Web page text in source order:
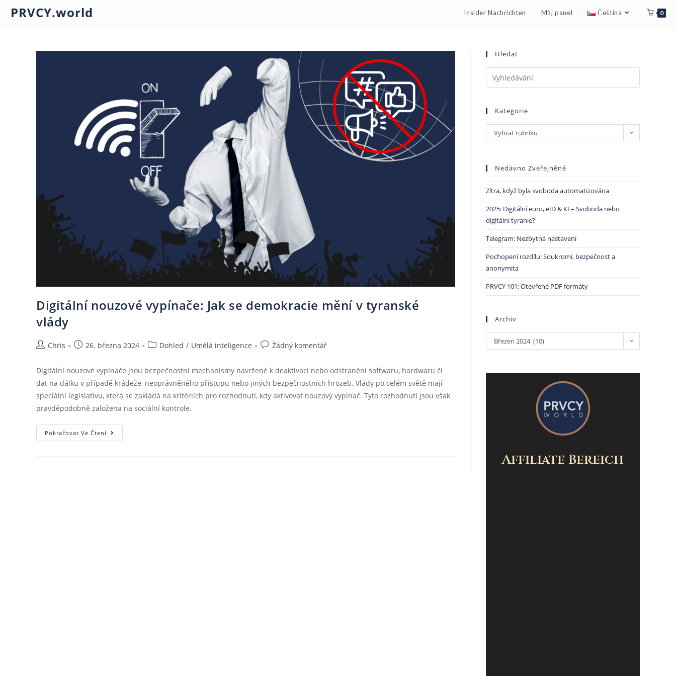
PRVCY.world Insider Nachrichten Můj panel Čeština 0
Digitální nouzové vypínače: Jak se demokracie mění v tyranské
vlády
Chris 26. března 2024 Dohled / Umělá inteligence Žádný komentář
Digitální nouzové vypínače jsou bezpečnostní mechanismy navržené k deaktivaci nebo odstranění softwaru, hardwaru či
dat na dálku v případě krádeže, neoprávněného přístupu nebo jiných bezpečnostních hrozeb. Vlády po celém světě mají
speciální legislativu, která se zakládá na kritériích pro rozhodnutí, kdy aktivovat nouzový vypínač. Tyto rozhodnutí jsou však
pravděpodobně založena na sociální kontrole.
Pokračovat Ve Čtení
Hledat
Kategorie
Vybrat rubriku
Nedávno Zveřejněné
Zítra, když byla svoboda automatizována
2025: Digitální euro, eID & KI – Svoboda nebo
digitální tyranie?
Telegram: Nezbytná nastavení
Pochopení rozdílu: Soukromí, bezpečnost a
anonymita
PRVCY 101: Otevřené PDF formáty
Archiv
Březen 2024 (10)
Affiliate Bereich